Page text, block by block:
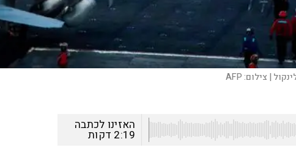
צילום:AFP
האזינו לכתבה
2:19 דקות